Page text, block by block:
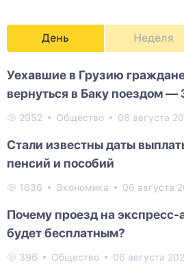
День Неделя
Уехавшие в Грузию
вернуться в Баку поездом
2952 Общество 06 августа
Стали известны даты
пенсий и пособий
1636 Экономика 06 августа
Почему проезд на экспресс-
будет бесплатным?
396 Общество 06 августа